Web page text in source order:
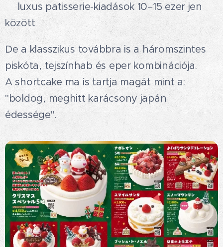
✨luxus patisserie-kiadások 10–15 ezer jen
között
De a klasszikus továbbra is a háromszintes
piskóta, tejszínhab és eper kombinációja.
A shortcake ma is tartja magát mint a:
"boldog, meghitt karácsony japán
édessége".